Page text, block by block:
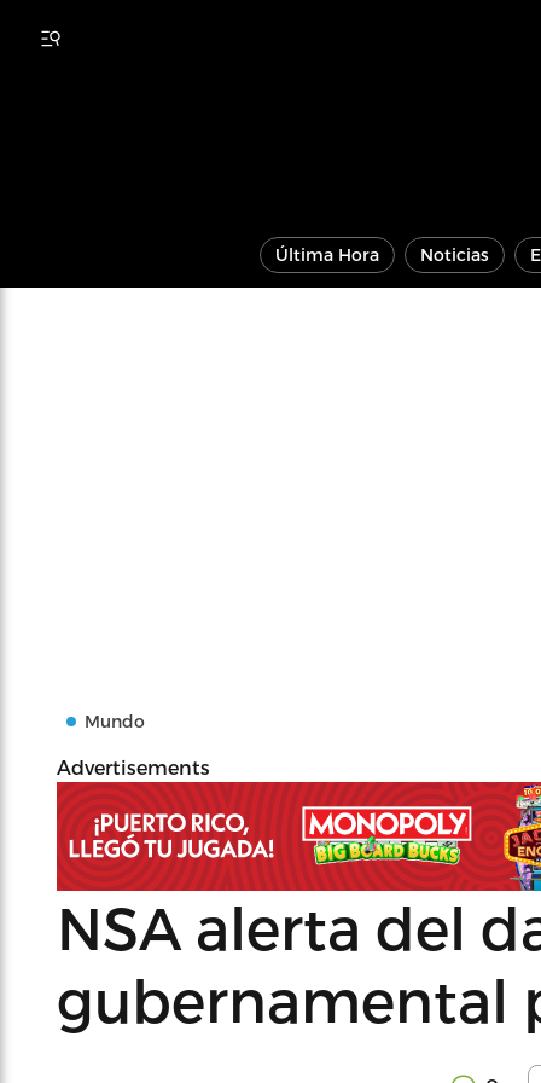
Última Hora Noticias
Mundo
Advertisements
NSA alerta del
gubernamental